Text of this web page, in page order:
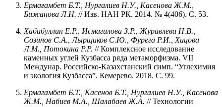
Ермағамбет Б.Т., Нургалиев Н.У., Касенова Ж.М.,
Бижанова Л.Н. // Изв. НАН РК. 2014. № 4(406). С. 53.
Хабибуллин Е.Р., Исмагилова З.Р., Журавлева Н.В.,
Созинов С.А., Лырщиков С.Ю., Фурега Р.И., Хицова
Л.М., Потокина Р.Р. // Комплексное исследование
каменных углей Кузбасса ряда метаморфизма. VII
Междунар. Российско-Казахстанский симп. “Углехимия
и экология Кузбасса”. Кемерево. 2018. С. 99.
Ермагамбет Б.Т., Касенов Б.Т., Нургалиев Н.У., Касенова
Ж.М., Набиев М.А., Шалабаев Ж.А. // Технологии